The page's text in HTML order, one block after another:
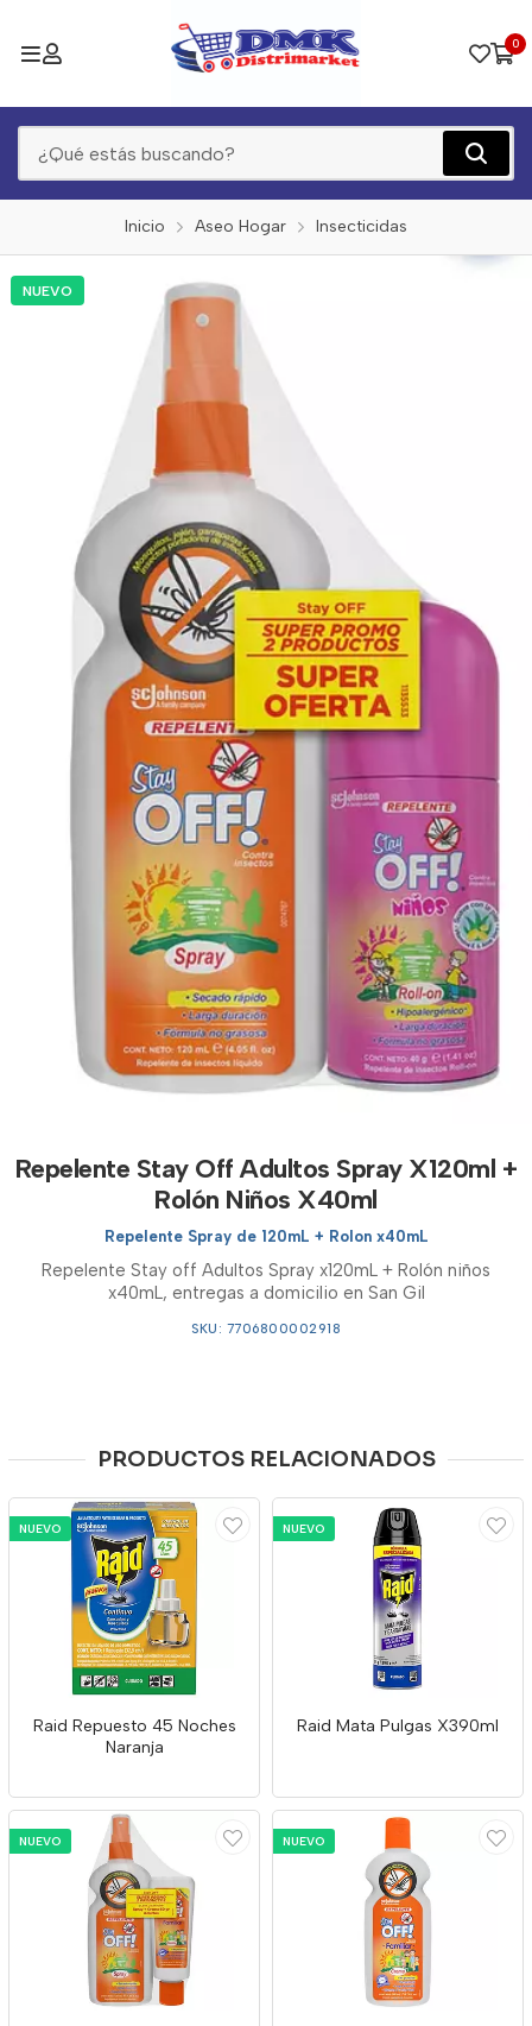
0
Inicio Aseo Hogar Insecticidas
NUEVO
Repelente Stay Off Adultos Spray X120ml +
Rolón Niños X40ml
Repelente Spray de 120mL + Rolon x40mL
Repelente Stay off Adultos Spray x120mL + Rolón niños
x40mL, entregas a domicilio en San Gil
SKU: 7706800002918
PRODUCTOS RELACIONADOS
NUEVO
Raid Repuesto 45 Noches
Naranja
NUEVO
Raid Mata Pulgas X390ml
NUEVO NUEVO